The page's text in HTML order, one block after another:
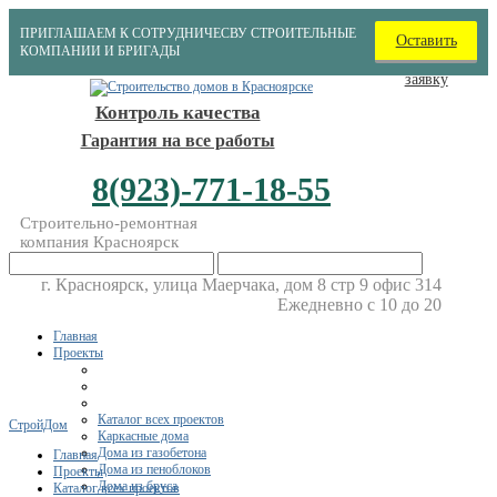
ПРИГЛАШАЕМ К СОТРУДНИЧЕСВУ СТРОИТЕЛЬНЫЕ
КОМПАНИИ И БРИГАДЫ
Оставить
заявку
Контроль качества
Гарантия на все работы
8(923)-771-18-55
Строительно-ремонтная
компания Красноярск
г. Красноярск, улица Маерчака, дом 8 стр 9 офис 314
Ежедневно с 10 до 20
Главная
Проекты
Каталог всех проектов
Каркасные дома
Дома из газобетона
Дома из пеноблоков
Дома из бруса
СтройДом
Главная
Проекты
Каталог всех проектов